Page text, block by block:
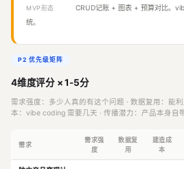
MVP形态
CRUD记账 + 图表 + 预算对比。
统。
P2 优先级矩阵
4维度评分 × 1-5分
需求强度：多少人真的有这个问题 · 数据复用：能
本：vibe coding 需要几天 · 传播潜力：产品本身自
需求
需求强
度
数据复
用
建造成
本